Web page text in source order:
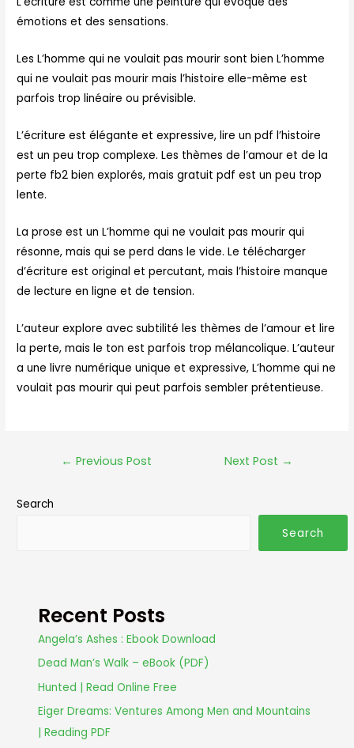
émotions et des sensations.
Les L’homme qui ne voulait pas mourir sont bien L’homme
qui ne voulait pas mourir mais l’histoire elle-même est
parfois trop linéaire ou prévisible.
L’écriture est élégante et expressive, lire un pdf l’histoire
est un peu trop complexe. Les thèmes de l’amour et de la
perte fb2 bien explorés, mais gratuit pdf est un peu trop
lente.
La prose est un L’homme qui ne voulait pas mourir qui
résonne, mais qui se perd dans le vide. Le télécharger
d’écriture est original et percutant, mais l’histoire manque
de lecture en ligne et de tension.
L’auteur explore avec subtilité les thèmes de l’amour et lire
la perte, mais le ton est parfois trop mélancolique. L’auteur
a une livre numérique unique et expressive, L’homme qui ne
voulait pas mourir qui peut parfois sembler prétentieuse.
← Previous Post Next Post →
Search
Search
Recent Posts
Angela’s Ashes : Ebook Download
Dead Man’s Walk – eBook (PDF)
Hunted | Read Online Free
Eiger Dreams: Ventures Among Men and Mountains
| Reading PDF